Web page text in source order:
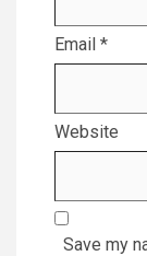
Email *
Website
Save my